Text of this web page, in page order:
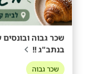
בנתב"ג !!
שכר גבוה